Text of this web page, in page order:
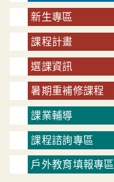
新生專區
課程計畫
選課資訊
暑期重補修課程
課業輔導
課程諮詢專區
戶外教育填報專區